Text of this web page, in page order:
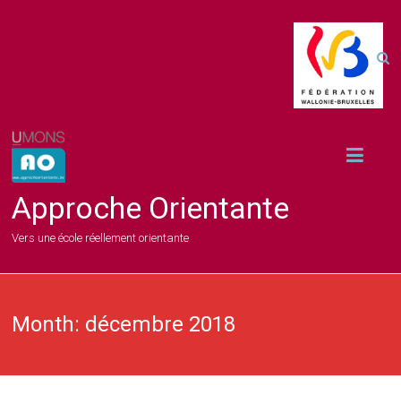
Approche Orientante
Vers une école réellement orientante
Month: décembre 2018